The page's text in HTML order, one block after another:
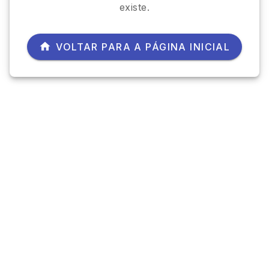
existe.
VOLTAR PARA A PÁGINA INICIAL